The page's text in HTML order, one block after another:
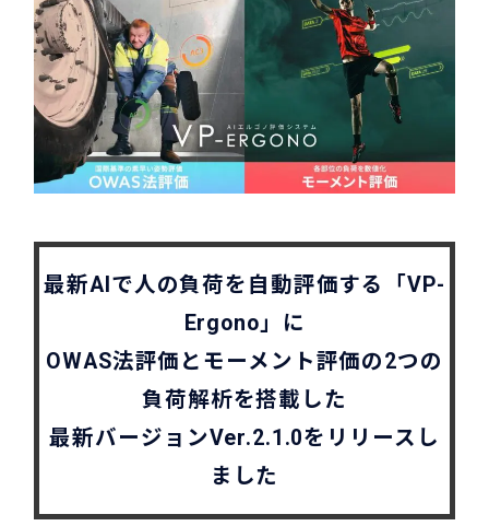
最新AIで人の負荷を自動評価する「VP-
Ergono」に
OWAS法評価とモーメント評価の2つの
負荷解析を搭載した
最新バージョンVer.2.1.0をリリースし
ました